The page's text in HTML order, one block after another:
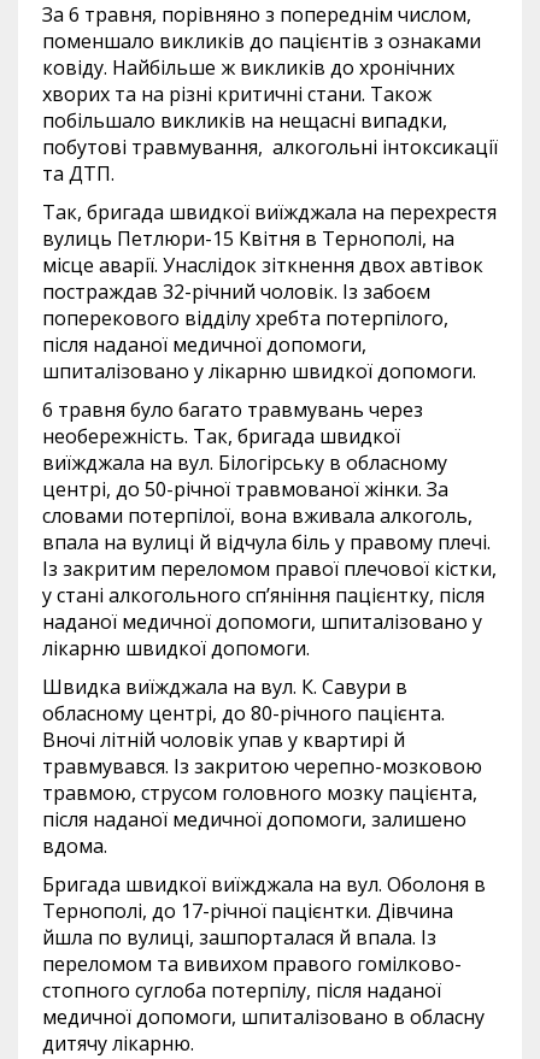
За 6 травня, порівняно з попереднім числом,
поменшало викликів до пацієнтів з ознаками
ковіду. Найбільше ж викликів до хронічних
хворих та на різні критичні стани. Також
побільшало викликів на нещасні випадки,
побутові травмування, алкогольні інтоксикації
та ДТП.
Так, бригада швидкої виїжджала на перехрестя
вулиць Петлюри-15 Квітня в Тернополі, на
місце аварії. Унаслідок зіткнення двох автівок
постраждав 32-річний чоловік. Із забоєм
поперекового відділу хребта потерпілого,
після наданої медичної допомоги,
шпиталізовано у лікарню швидкої допомоги.
6 травня було багато травмувань через
необережність. Так, бригада швидкої
виїжджала на вул. Білогірську в обласному
центрі, до 50-річної травмованої жінки. За
словами потерпілої, вона вживала алкоголь,
впала на вулиці й відчула біль у правому плечі.
Із закритим переломом правої плечової кістки,
у стані алкогольного сп’яніння пацієнтку, після
наданої медичної допомоги, шпиталізовано у
лікарню швидкої допомоги.
Швидка виїжджала на вул. К. Савури в
обласному центрі, до 80-річного пацієнта.
Вночі літній чоловік упав у квартирі й
травмувався. Із закритою черепно-мозковою
травмою, струсом головного мозку пацієнта,
після наданої медичної допомоги, залишено
вдома.
Бригада швидкої виїжджала на вул. Оболоня в
Тернополі, до 17-річної пацієнтки. Дівчина
йшла по вулиці, зашпорталася й впала. Із
переломом та вивихом правого гомілково-
стопного суглоба потерпілу, після наданої
медичної допомоги, шпиталізовано в обласну
дитячу лікарню.